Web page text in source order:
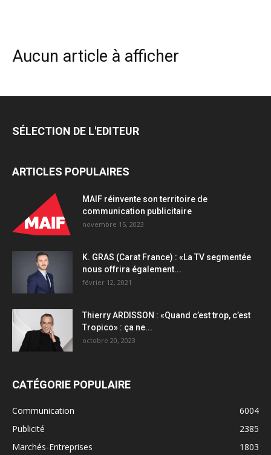
Aucun article à afficher
SÉLECTION DE L'EDITEUR
ARTICLES POPULAIRES
MAIF réinvente son territoire de
communication publicitaire
novembre 15, 2023
K. GRAS (Carat France) : «La TV segmentée
nous offrira également...
février 12, 2021
Thierry ARDISSON : «Quand c’est trop, c’est
Tropico» : ça ne...
octobre 20, 2023
CATÉGORIE POPULAIRE
Communication
6004
Publicité
2385
Marchés-Entreprises
1803